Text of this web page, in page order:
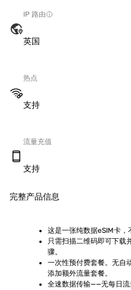
IP 路由
英国
热点
支持
流量充值
支持
完整产品信息
这是一张纯数据eSIM卡，
只需扫描二维码即可下载
骤。
一次性预付费套餐。无自
添加额外流量套餐。
全速数据传输——无每日流